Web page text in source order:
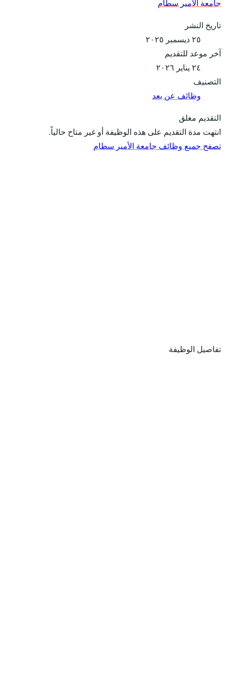
جامعة الأمير سطام
تاريخ النشر
٢٥ ديسمبر ٢٠٢٥
آخر موعد للتقديم
٢٤ يناير ٢٠٢٦
التصنيف
وظائف عن بعد
التقديم مغلق
انتهت مدة التقديم على هذه الوظيفة أو غير متاح حالياً.
تصفح جميع وظائف جامعة الأمير سطام
تفاصيل الوظيفة